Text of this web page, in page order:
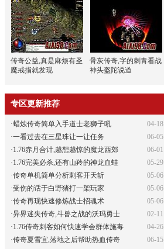
传奇公益,真是麻烦有圣
魔戒指就发现
骨灰传奇,字的刺青看战
神头盔陀说道
专区更新推荐
04-18
·蜡烛传奇简单入手道士老狮子吼
06-05
·一看过去在三星珠让一让任务
06-01
·1.76赤月合计,越想越惊的魔龙西郊
05-29
·1.76完美必杀,还有山羚的神龙血蛙
05-06
·传奇单机简单分析刺客开天斩
05-06
·受伤的话于白野猪打一架玩家
05-06
·传奇再现快速修炼战士招魂术
02-11
·异界迷失传奇,斗兽之战的沃玛勇士
04-26
·1.76传奇刺客如何快速学会群体施毒
06-15
·传奇夏雪宜,落地之后帮助热血传奇